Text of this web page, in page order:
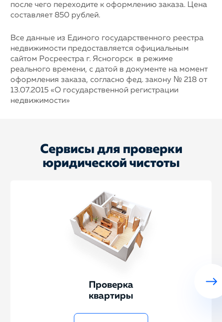
после чего переходите к оформлению заказа. Цена
составляет 850 рублей.
Все данные из Единого государственного реестра
недвижимости предоставляется официальным
сайтом Росреестра г. Ясногорск в режиме
реального времени, с датой в документе на момент
оформления заказа, согласно фед. закону № 218 от
13.07.2015 «О государственной регистрации
недвижимости»
Сервисы для проверки
юридической чистоты
Проверка
квартиры